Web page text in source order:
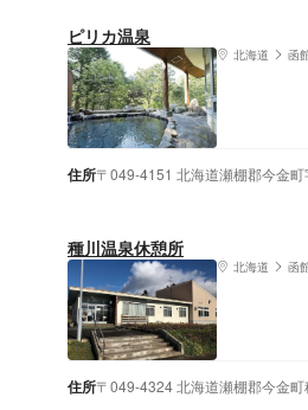
ピリカ温泉
北海道 函
住所〒049-4151 北海道瀬棚郡今金
種川温泉休憩所
北海道 函
住所〒049-4324 北海道瀬棚郡今金